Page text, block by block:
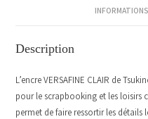
Description
L’encre VERSAFINE CLAIR de
pour le scrapbooking et les loisirs
permet de faire ressortir les